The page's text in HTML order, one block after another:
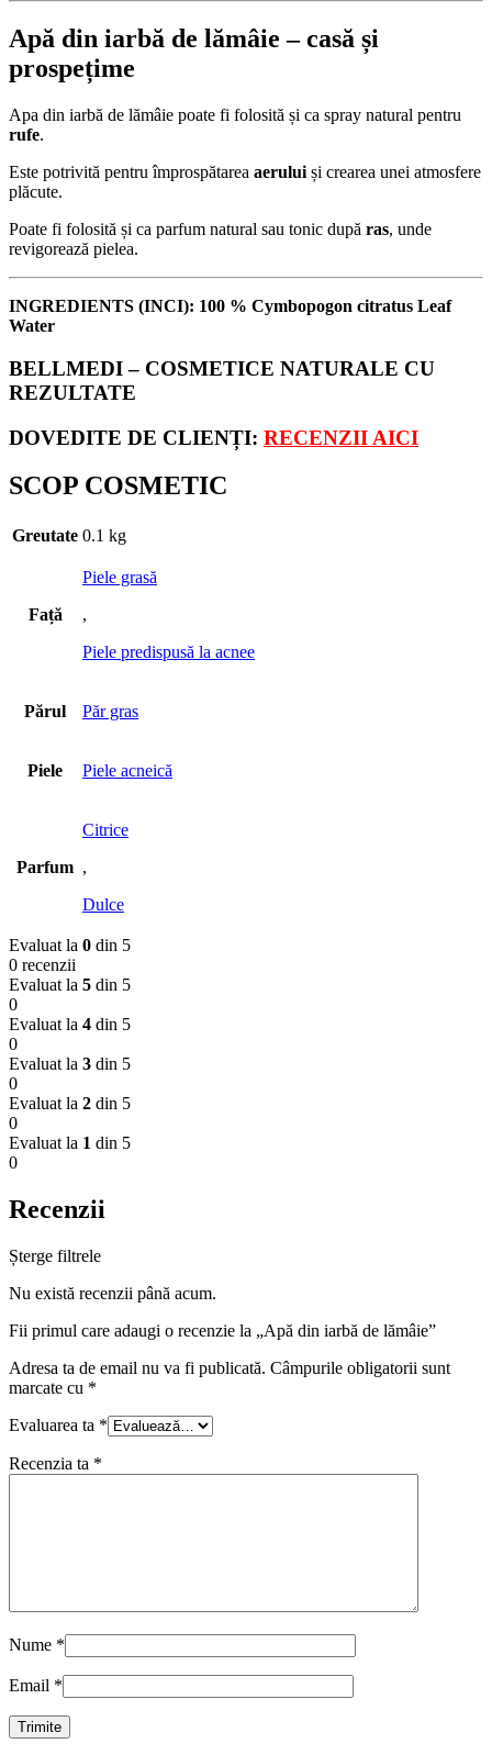
Apă din iarbă de lămâie – casă și
prospețime
Apa din iarbă de lămâie poate fi folosită și ca spray natural pentru
rufe.
Este potrivită pentru împrospătarea aerului și crearea unei atmosfere
plăcute.
Poate fi folosită și ca parfum natural sau tonic după ras, unde
revigorează pielea.
INGREDIENTS (INCI): 100 % Cymbopogon citratus Leaf
Water
BELLMEDI – COSMETICE NATURALE CU
REZULTATE
DOVEDITE DE CLIENȚI: RECENZII AICI
SCOP COSMETIC
Greutate 0.1 kg
Față
Piele grasă
,
Piele predispusă la acnee
Părul Păr gras
Piele Piele acneică
Parfum
Citrice
,
Dulce
Evaluat la 0 din 5
0 recenzii
Evaluat la 5 din 5
0
Evaluat la 4 din 5
0
Evaluat la 3 din 5
0
Evaluat la 2 din 5
0
Evaluat la 1 din 5
0
Recenzii
Șterge filtrele
Nu există recenzii până acum.
Fii primul care adaugi o recenzie la „Apă din iarbă de lămâie”
Adresa ta de email nu va fi publicată. Câmpurile obligatorii sunt
marcate cu *
Evaluarea ta *
Recenzia ta *
Nume *
Email *